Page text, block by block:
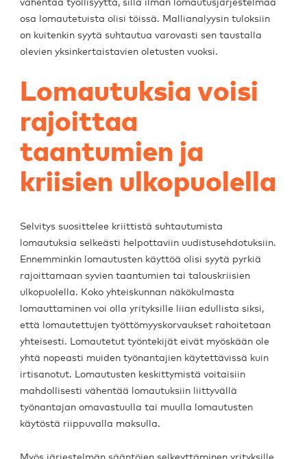
vähentää työllisyyttä, sillä ilman lomautusjärjestelmää
osa lomautetuista olisi töissä. Mallianalyysin tuloksiin
on kuitenkin syytä suhtautua varovasti sen taustalla
olevien yksinkertaistavien oletusten vuoksi.
Lomautuksia voisi
rajoittaa
taantumien ja
kriisien ulkopuolella
Selvitys suosittelee kriittistä suhtautumista
lomautuksia selkeästi helpottaviin uudistusehdotuksiin.
Ennemminkin lomautusten käyttöä olisi syytä pyrkiä
rajoittamaan syvien taantumien tai talouskriisien
ulkopuolella. Koko yhteiskunnan näkökulmasta
lomauttaminen voi olla yrityksille liian edullista siksi,
että lomautettujen työttömyyskorvaukset rahoitetaan
yhteisesti. Lomautetut työntekijät eivät myöskään ole
yhtä nopeasti muiden työnantajien käytettävissä kuin
irtisanotut. Lomautusten keskittymistä voitaisiin
mahdollisesti vähentää lomautuksiin liittyvällä
työnantajan omavastuulla tai muulla lomautusten
käytöstä riippuvalla maksulla.